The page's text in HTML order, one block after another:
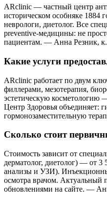
ARclinic — частный центр
историческом особняке 1884
неврологи, диетолог. Все
preventive-медицины: не
пациентам. — Анна Резник,
Какие услуги
ARclinic работает по двум
филлерами, мезотерапия,
эстетическую косметологию
Центр Здоровья объединяет:
гормонозаместительную
Сколько стоит
Стоимость зависит от
дерматолог, диетолог) — от
анализы и УЗИ).
осмотра врачом. Актуальный
обновлениями на сайте. —